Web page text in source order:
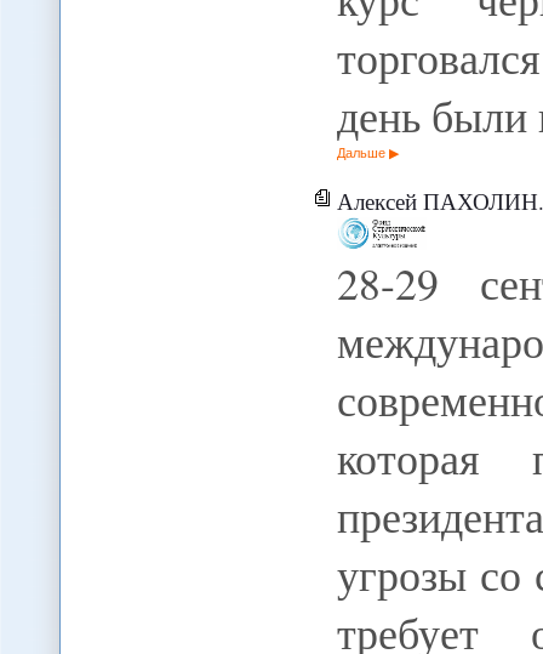
день
Дальше
Алексей ПАХОЛИН.
28-29
которая
угрозы со
требует